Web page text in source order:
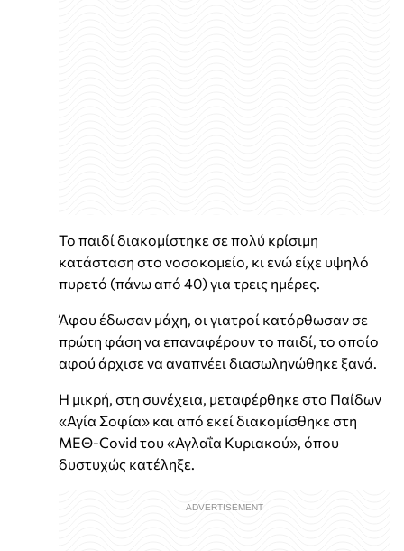
Το παιδί διακομίστηκε σε πολύ κρίσιμη
κατάσταση στο νοσοκομείο, κι ενώ είχε υψηλό
πυρετό (πάνω από 40) για τρεις ημέρες.
Άφου έδωσαν μάχη, οι γιατροί κατόρθωσαν σε
πρώτη φάση να επαναφέρουν το παιδί, το οποίο
αφού άρχισε να αναπνέει διασωληνώθηκε ξανά.
Η μικρή, στη συνέχεια, μεταφέρθηκε στο Παίδων
«Αγία Σοφία» και από εκεί διακομίσθηκε στη
ΜΕΘ-Covid του «Αγλαΐα Κυριακού», όπου
δυστυχώς κατέληξε.